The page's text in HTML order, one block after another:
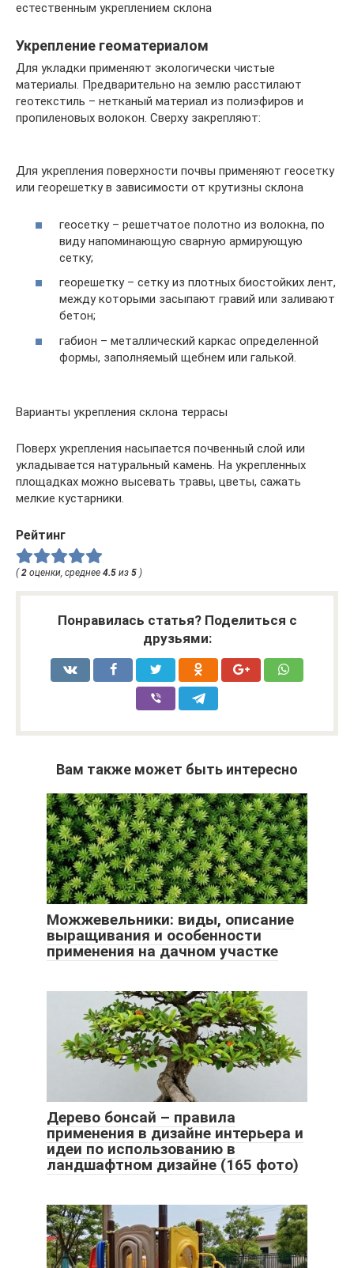
естественным укреплением склона
Укрепление геоматериалом
Для укладки применяют экологически чистые
материалы. Предварительно на землю расстилают
геотекстиль – нетканый материал из полиэфиров и
пропиленовых волокон. Сверху закрепляют:
Для укрепления поверхности почвы применяют геосетку
или георешетку в зависимости от крутизны склона
геосетку – решетчатое полотно из волокна, по
виду напоминающую сварную армирующую
сетку;
георешетку – сетку из плотных биостойких лент,
между которыми засыпают гравий или заливают
бетон;
габион – металлический каркас определенной
формы, заполняемый щебнем или галькой.
Варианты укрепления склона террасы
Поверх укрепления насыпается почвенный слой или
укладывается натуральный камень. На укрепленных
площадках можно высевать травы, цветы, сажать
мелкие кустарники.
Рейтинг
(2 оценки, среднее 4.5 из 5 )
Понравилась статья? Поделиться с
друзьями:
Вам также может быть интересно
Можжевельники: виды, описание
выращивания и особенности
применения на дачном участке
Дерево бонсай – правила
применения в дизайне интерьера и
идеи по использованию в
ландшафтном дизайне (165 фото)